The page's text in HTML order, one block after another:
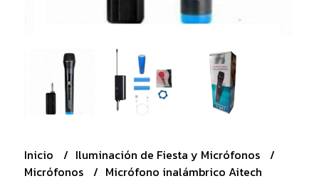
Inicio
Iluminación de Fiesta y Micrófonos
Micrófonos
Micrófono inalámbrico Aitech